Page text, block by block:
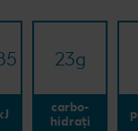
23g
carbo-
hidrați